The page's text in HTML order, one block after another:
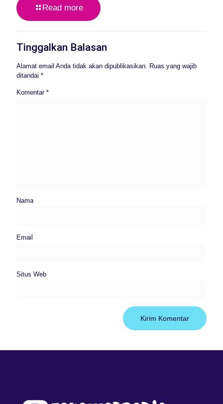
Read more
Tinggalkan Balasan
Alamat email Anda tidak akan dipublikasikan. Ruas yang wajib
ditandai *
Komentar *
Nama
Email
Situs Web